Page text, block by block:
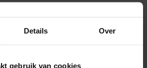
Details Over
gebruik van cookies